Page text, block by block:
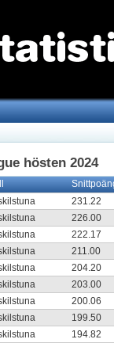
hösten 2024
231.22
226.00
222.17
211.00
204.20
203.00
200.06
199.50
194.82